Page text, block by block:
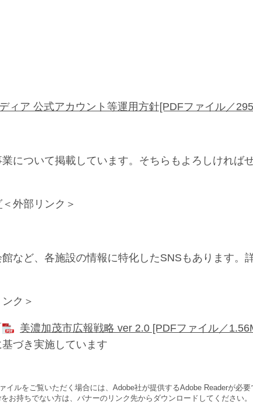
ィア 公式アカウント等運用方針[PDFファイル／
について掲載しています。そちらもよろしければ
＜外部リンク＞
など、各施設の情報に特化したSNSもあります。
ク＞
美濃加茂市広報戦略 ver 2.0 [PDFファイル／
づき実施しています
イルをご覧いただく場合には、Adobe社が提供するAdobe Readerが必要
お持ちでない方は、バナーのリンク先からダウンロードしてください。